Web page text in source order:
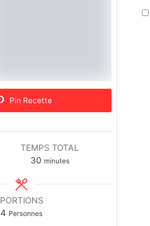
Pin Recette
TEMPS TOTAL
30 minutes
PORTIONS
4 Personnes